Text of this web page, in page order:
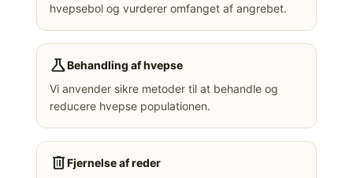
hvepsebol og vurderer omfanget af angrebet.
scienceBehandling af hvepse
Vi anvender sikre metoder til at behandle og
reducere hvepse populationen.
deleteFjernelse af reder